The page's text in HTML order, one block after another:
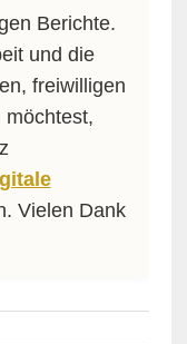
Berichte.
und die
freiwilligen
möchtest,
Vielen Dank